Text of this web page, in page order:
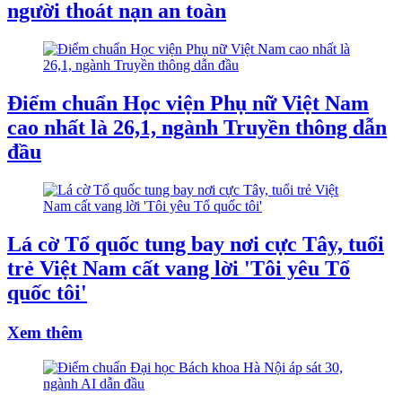
người thoát nạn an toàn
Điểm chuẩn Học viện Phụ nữ Việt Nam
cao nhất là 26,1, ngành Truyền thông dẫn
đầu
Lá cờ Tổ quốc tung bay nơi cực Tây, tuổi
trẻ Việt Nam cất vang lời 'Tôi yêu Tổ
quốc tôi'
Xem thêm